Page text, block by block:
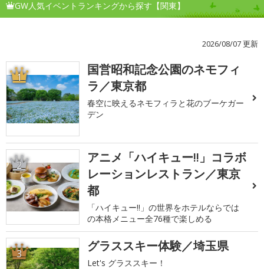
GW人気イベントランキングから探す【関東】
2026/08/07 更新
1
国営昭和記念公園のネモフィ
ラ／東京都
春空に映えるネモフィラと花のブーケガー
デン
2
アニメ「ハイキュー!!」コラボ
レーションレストラン／東京
都
「ハイキュー!!」の世界をホテルならでは
の本格メニュー全76種で楽しめる
3 グラススキー体験／埼玉県
Let's グラススキー！